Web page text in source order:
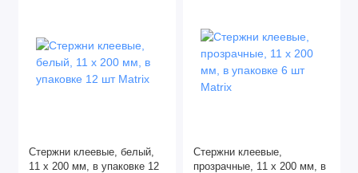
Стержни клеевые, белый,
11 х 200 мм, в упаковке 12
Стержни клеевые,
прозрачные, 11 х 200 мм, в